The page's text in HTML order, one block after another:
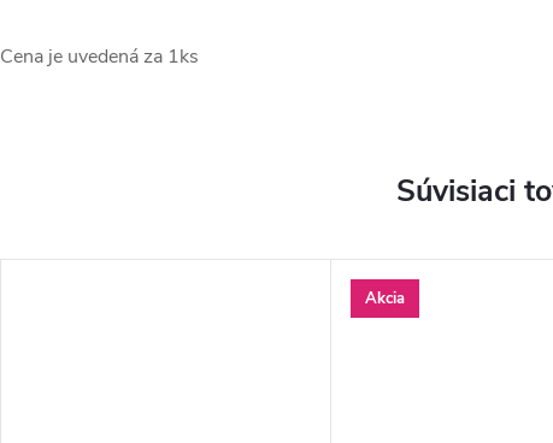
Cena je uvedená za 1ks
Súvisiaci
Akcia